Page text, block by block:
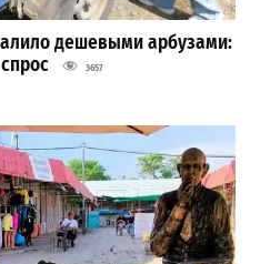
дешевыми арбузами:
3657